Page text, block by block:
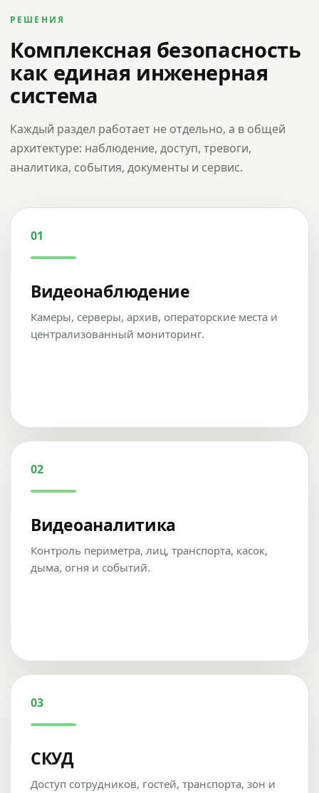
РЕШЕНИЯ
Комплексная безопасность
как единая инженерная
система
Каждый раздел работает не отдельно, а в общей
архитектуре: наблюдение, доступ, тревоги,
аналитика, события, документы и сервис.
01
Видеонаблюдение
Камеры, серверы, архив, операторские места и
централизованный мониторинг.
02
Видеоаналитика
Контроль периметра, лиц, транспорта, касок,
дыма, огня и событий.
03
СКУД
Доступ сотрудников, гостей, транспорта, зон и